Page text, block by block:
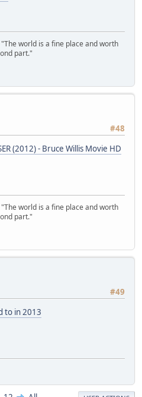
world is a fine place and worth
part."
#48
(2012) - Bruce Willis Movie HD
world is a fine place and worth
part."
#49
to in 2013